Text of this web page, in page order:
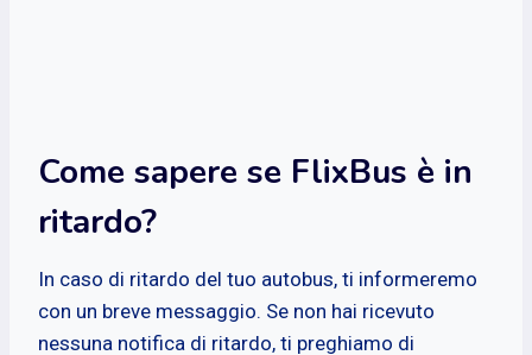
Come sapere se FlixBus è in
ritardo?
In caso di ritardo del tuo autobus, ti informeremo
con un breve messaggio. Se non hai ricevuto
nessuna notifica di ritardo, ti preghiamo di